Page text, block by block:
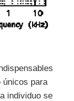
únicos para
individuo se